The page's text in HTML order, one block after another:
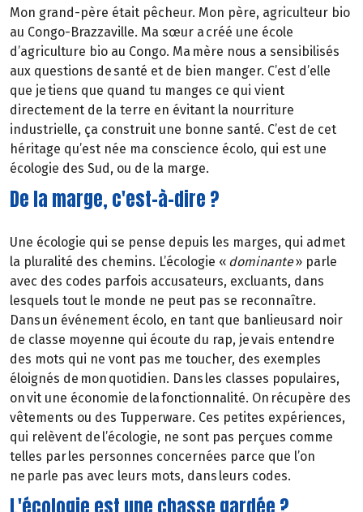
Mon grand-père était pêcheur. Mon père, agriculteur bio
au Congo-Brazzaville. Ma sœur a créé une école
d’agriculture bio au Congo. Ma mère nous a sensibilisés
aux questions de santé et de bien manger. C’est d’elle
que je tiens que quand tu manges ce qui vient
directement de la terre en évitant la nourriture
industrielle, ça construit une bonne santé. C’est de cet
héritage qu’est née ma conscience écolo, qui est une
écologie des Sud, ou de la marge.
De la marge, c'est-à-dire ?
Une écologie qui se pense depuis les marges, qui admet
la pluralité des chemins. L’écologie « dominante» parle
avec des codes parfois accusateurs, excluants, dans
lesquels tout le monde ne peut pas se reconnaître.
Dans un événement écolo, en tant que banlieusard noir
de classe moyenne qui écoute du rap, je vais entendre
des mots qui ne vont pas me toucher, des exemples
éloignés de mon quotidien. Dans les classes populaires,
on vit une économie de la fonctionnalité. On récupère des
vêtements ou des Tupperware. Ces petites expériences,
qui relèvent de l’écologie, ne sont pas perçues comme
telles par les personnes concernées parce que l’on
ne parle pas avec leurs mots, dans leurs codes.